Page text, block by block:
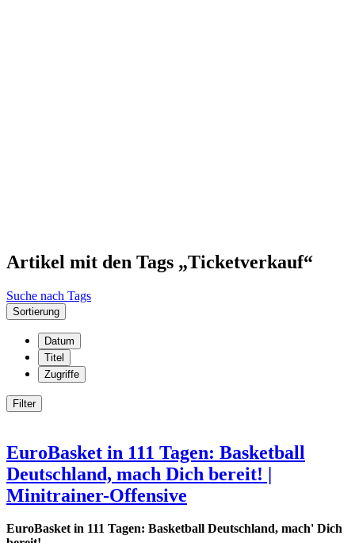
Artikel mit den Tags „Ticketverkauf“
Suche nach Tags
Sortierung
Datum
Titel
Zugriffe
Filter
EuroBasket in 111 Tagen: Basketball
Deutschland, mach Dich bereit! |
Minitrainer-Offensive
EuroBasket in 111 Tagen: Basketball Deutschland, mach' Dich